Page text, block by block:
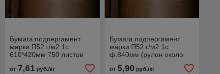
Бумага подпергамент
марки П52 г/м2 1с
610*420мм 750 листов
от 7,61 руб./кг
Бумага подпергамент
марки П52 г/м2 1с
ф.840мм (рулон около
от 5,90руб./кг